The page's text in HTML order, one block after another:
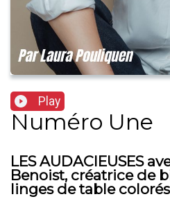
Play
Numéro Une
LES AUDACIEUSES
Benoist, créatrice de
linges de table colorés